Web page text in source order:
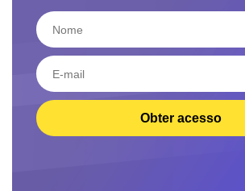
Obter acesso